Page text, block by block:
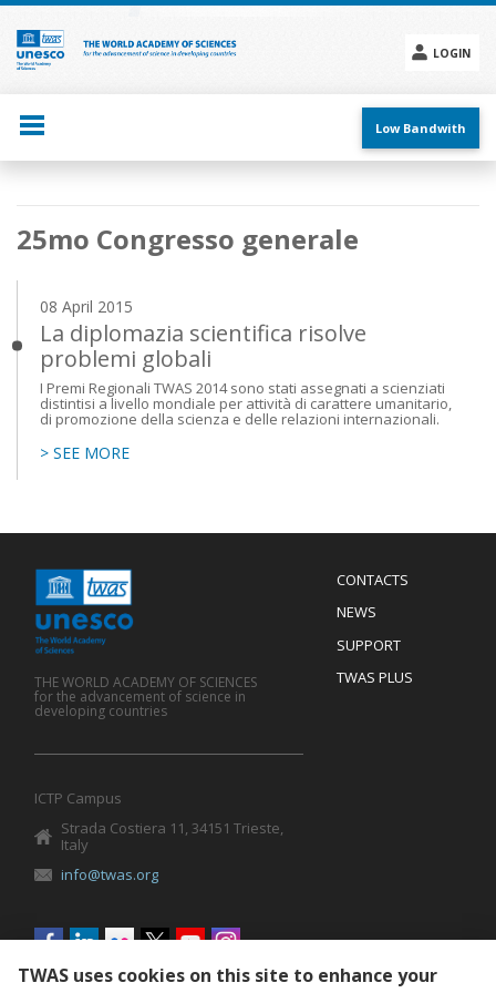
Skip
main
content
LOGIN
menu
Low Bandwith
Main
navigation
25mo Congresso generale
08 April 2015
La diplomazia scientifica risolve
problemi globali
I Premi Regionali TWAS 2014 sono stati assegnati a scienziati
distintisi a livello mondiale per attività di carattere umanitario,
di promozione della scienza e delle relazioni internazionali.
> SEE MORE
Menu
Footer
CONTACTS
NEWS
SUPPORT
TWAS PLUS
THE WORLD ACADEMY OF SCIENCES
for the advancement of science in
developing countries
ICTP Campus
Strada Costiera 11, 34151 Trieste,
Italy
info@twas.org
Social
menu
TWAS uses cookies on this site to enhance your